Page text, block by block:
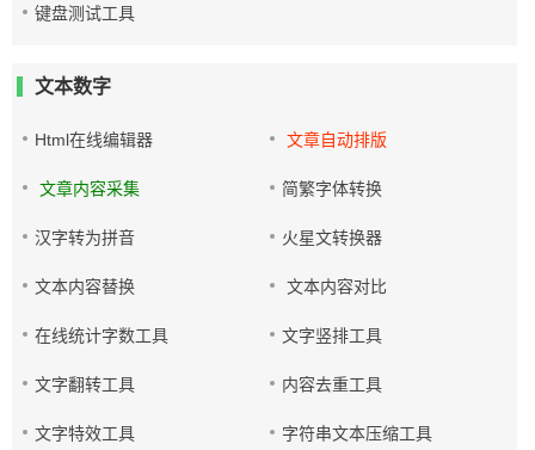
键盘测试工具
文本数字
Html在线编辑器 文章自动排版
文章内容采集 简繁字体转换
汉字转为拼音 火星文转换器
文本内容替换 文本内容对比
在线统计字数工具 文字竖排工具
文字翻转工具 内容去重工具
文字特效工具 字符串文本压缩工具